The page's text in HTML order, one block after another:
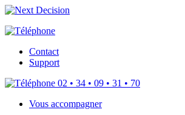
Contact
Support
02 • 34 • 09 • 31 • 70
Vous accompagner